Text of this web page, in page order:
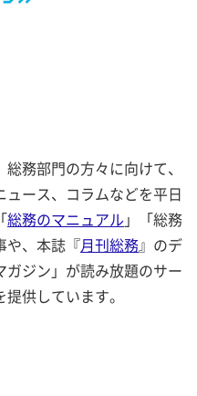
務部門の方々に向けて、
ース、コラムなどを平日
総務のマニュアル 」「総務
や、本誌『月刊総務』のデ
ジン」が読み放題のサー
提供しています。